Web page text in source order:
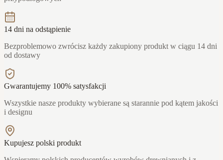
14 dni na odstąpienie
Bezproblemowo zwrócisz każdy zakupiony produkt w ciągu 14 dni
od dostawy
Gwarantujemy 100% satysfakcji
Wszystkie nasze produkty wybierane są starannie pod kątem jakości
i designu
Kupujesz polski produkt